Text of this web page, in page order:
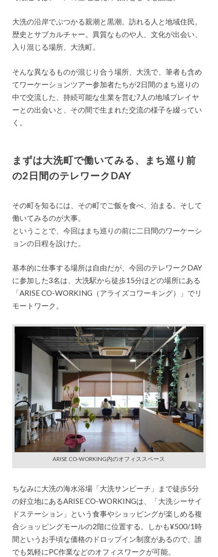
大洗の沿岸でぶつかる親潮と黒潮。訪れる人と地域住民。
歴史とサブカルチャー。異質なものや人、文化が出会い、
入り混じる場所、大洗町。
そんな異なるものが混じり合う場所、大洗で、筆者も含め
てワーケーションツアー参加者たちが2日間のまち巡りの
中で交流した、持続可能な生業を営む7人の地域プレイヤ
ーとの出会いと、その間で生まれた交流の様子を綴ってい
く。
まずは大洗町で働いてみる、まち巡り前
の2日間のテレワークDAY
その町を知るには、その町でご飯を食べ、泊まる。そして
働いてみるのが大事。
ということで、今回はまち巡りの前に二日間のワーケーシ
ョンの日程を設けた。
基本的に仕事する場所は自由だが、今回のテレワークDAY
に参加した3名は、大洗駅から徒歩15分ほどの場所にある
「ARISE CO-WORKING（アライズコワーキング）」でリ
モートワーク。
ARISE CO-WORKING内のオフィススペース
ちなみに大洗の海水浴場「大洗サンビーチ」まで徒歩5分
の好立地にあるARISE CO-WORKINGは、「大洗シーサイ
ドステーション」という食事やショッピングが楽しめる複
合ショッピングモールの2階に位置する。しかも¥500/1時
間というお手頃な価格のドロップイン制度があるので、誰
でも気軽にPC作業などのオフィスワークが可能。